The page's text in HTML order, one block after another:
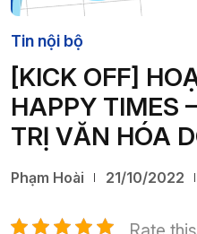
Tin nội bộ
[KICK OFF]
HAPPY TIMES
TRỊ VĂN HÓA
Phạm Hoài 21/10/2022